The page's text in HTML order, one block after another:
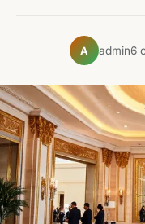
A admin6